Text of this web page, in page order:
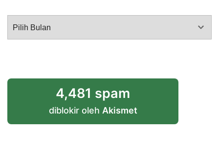
Arsip
4,481 spam
diblokir oleh Akismet